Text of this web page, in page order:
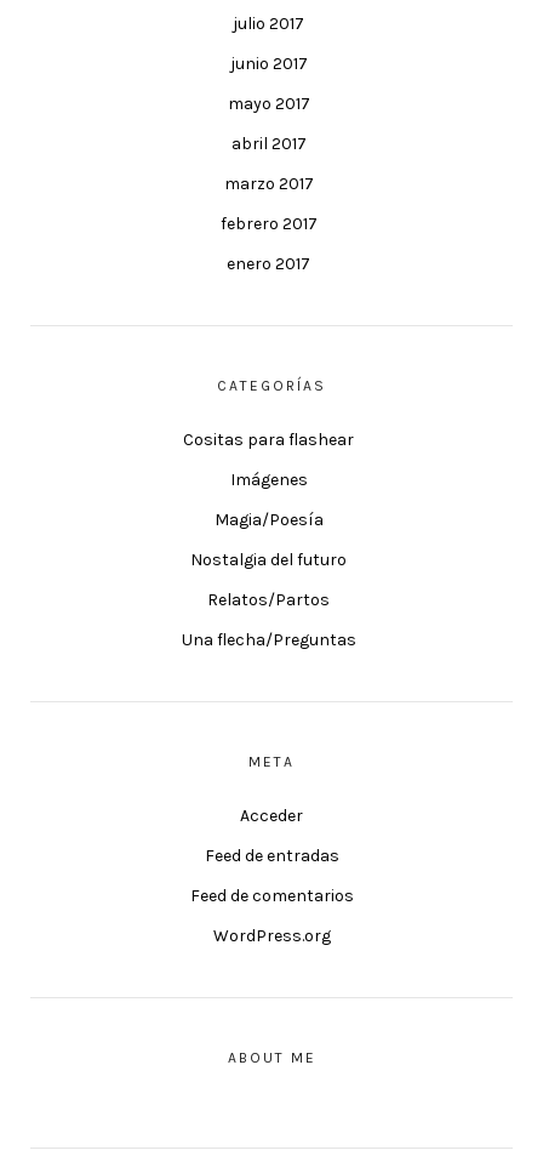
julio 2017
junio 2017
mayo 2017
abril 2017
marzo 2017
febrero 2017
enero 2017
CATEGORÍAS
Cositas para flashear
Imágenes
Magia/Poesía
Nostalgia del futuro
Relatos/Partos
Una flecha/Preguntas
META
Acceder
Feed de entradas
Feed de comentarios
WordPress.org
ABOUT ME